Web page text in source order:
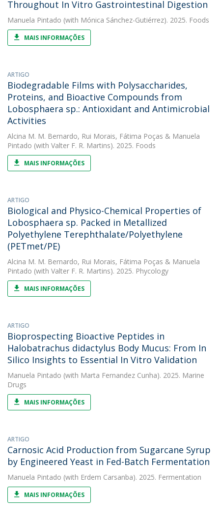
Throughout In Vitro Gastrointestinal Digestion
Manuela Pintado (with Mónica Sánchez-Gutiérrez). 2025. Foods
MAIS INFORMAÇÕES
ARTIGO
Biodegradable Films with Polysaccharides,
Proteins, and Bioactive Compounds from
Lobosphaera sp.: Antioxidant and Antimicrobial
Activities
Alcina M. M. Bernardo, Rui Morais, Fátima Poças & Manuela
Pintado (with Valter F. R. Martins). 2025. Foods
MAIS INFORMAÇÕES
ARTIGO
Biological and Physico-Chemical Properties of
Lobosphaera sp. Packed in Metallized
Polyethylene Terephthalate/Polyethylene
(PETmet/PE)
Alcina M. M. Bernardo, Rui Morais, Fátima Poças & Manuela
Pintado (with Valter F. R. Martins). 2025. Phycology
MAIS INFORMAÇÕES
ARTIGO
Bioprospecting Bioactive Peptides in
Halobatrachus didactylus Body Mucus: From In
Silico Insights to Essential In Vitro Validation
Manuela Pintado (with Marta Fernandez Cunha). 2025. Marine
Drugs
MAIS INFORMAÇÕES
ARTIGO
Carnosic Acid Production from Sugarcane Syrup
by Engineered Yeast in Fed-Batch Fermentation
Manuela Pintado (with Erdem Carsanba). 2025. Fermentation
MAIS INFORMAÇÕES